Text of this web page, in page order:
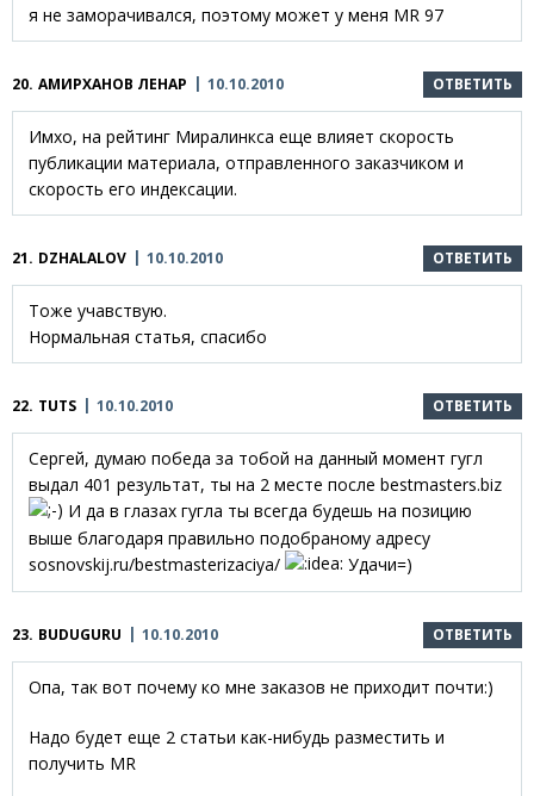
я не заморачивался, поэтому может у меня MR 97
20. АМИРХАНОВ ЛЕНАР 10.10.2010 ОТВЕТИТЬ
Имхо, на рейтинг Миралинкса еще влияет скорость
публикации материала, отправленного заказчиком и
скорость его индексации.
21. DZHALALOV 10.10.2010 ОТВЕТИТЬ
Тоже учавствую.
Нормальная статья, спасибо
22. TUTS 10.10.2010 ОТВЕТИТЬ
Сергей, думаю победа за тобой на данный момент гугл
выдал 401 результат, ты на 2 месте после bestmasters.biz
И да в глазах гугла ты всегда будешь на позицию
выше благодаря правильно подобраному адресу
sosnovskij.ru/bestmasterizaciya/
Удачи=)
23. BUDUGURU 10.10.2010 ОТВЕТИТЬ
Опа, так вот почему ко мне заказов не приходит почти:)
Надо будет еще 2 статьи как-нибудь разместить и
получить MR